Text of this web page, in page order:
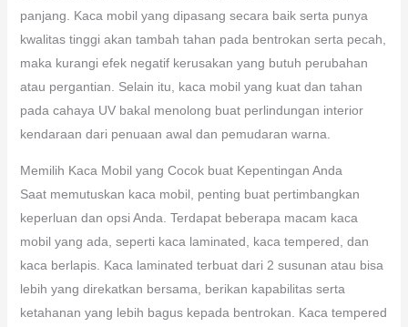
panjang. Kaca mobil yang dipasang secara baik serta punya
kwalitas tinggi akan tambah tahan pada bentrokan serta pecah,
maka kurangi efek negatif kerusakan yang butuh perubahan
atau pergantian. Selain itu, kaca mobil yang kuat dan tahan
pada cahaya UV bakal menolong buat perlindungan interior
kendaraan dari penuaan awal dan pemudaran warna.
Memilih Kaca Mobil yang Cocok buat Kepentingan Anda
Saat memutuskan kaca mobil, penting buat pertimbangkan
keperluan dan opsi Anda. Terdapat beberapa macam kaca
mobil yang ada, seperti kaca laminated, kaca tempered, dan
kaca berlapis. Kaca laminated terbuat dari 2 susunan atau bisa
lebih yang direkatkan bersama, berikan kapabilitas serta
ketahanan yang lebih bagus kepada bentrokan. Kaca tempered